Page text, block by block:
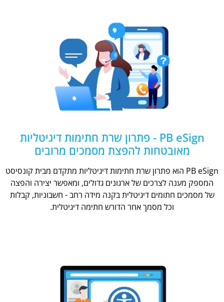
PB eSign - פתרון שרת חתימות דיגיטליות
מאובטחות להפצת מסמכים מרובים
PB eSign הוא פתרון שרת חתימות דיגיטליות מתקדם מבית קונסיסט
המספק מענה לצרכים של ארגונים גדולים, ומאפשר יצירה והפצה
של מסמכים חתומים דיגיטלית בקנה מידה רחב - חשבוניות, קבלות
וכל מסמך אחר הדורש חתימה דיגיטלית.